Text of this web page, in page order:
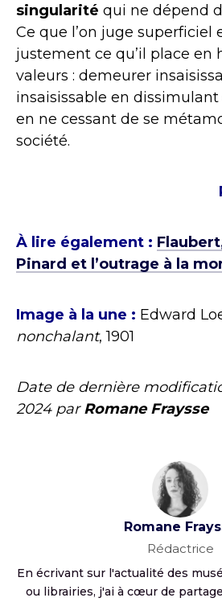
singularité qui ne dépend
Ce que l’on juge superficiel
justement ce qu’il place en
valeurs : demeurer
insaisissable en
en ne cessant de se
société.
À lire également :
Pinard et l’outrage à la
Image à la une : Edward
nonchalant, 1901
Date de dernière
2024 parRomane Fraysse
Romane
Rédactrice
En écrivant sur l'actualité des
ou librairies, j'ai à cœur de